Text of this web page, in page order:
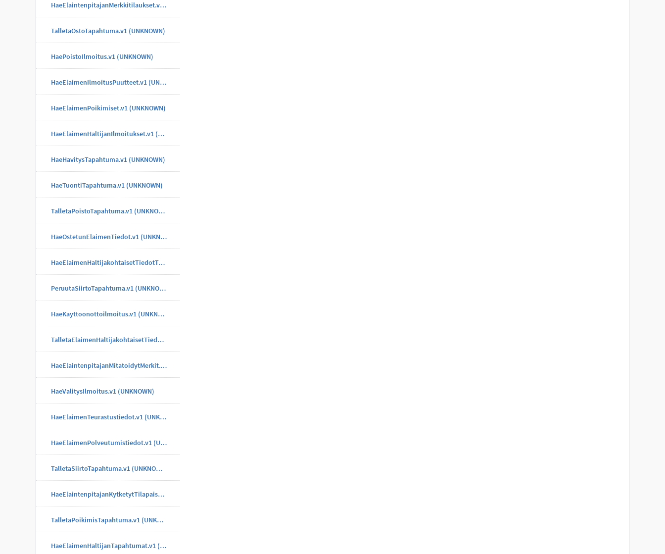
HaeElaintenpitajanMerkkitilaukset.v1 (UNKNOWN)
TalletaOstoTapahtuma.v1 (UNKNOWN)
HaePoistoIlmoitus.v1 (UNKNOWN)
HaeElaimenIlmoitusPuutteet.v1 (UNKNOWN)
HaeElaimenPoikimiset.v1 (UNKNOWN)
HaeElaimenHaltijanIlmoitukset.v1 (UNKNOWN)
HaeHavitysTapahtuma.v1 (UNKNOWN)
HaeTuontiTapahtuma.v1 (UNKNOWN)
TalletaPoistoTapahtuma.v1 (UNKNOWN)
HaeOstetunElaimenTiedot.v1 (UNKNOWN)
HaeElaimenHaltijakohtaisetTiedotTapahtuma.v1 (UNKNOWN)
PeruutaSiirtoTapahtuma.v1 (UNKNOWN)
HaeKayttoonottoilmoitus.v1 (UNKNOWN)
TalletaElaimenHaltijakohtaisetTiedotTapahtuma.v1 (UNKNOWN)
HaeElaintenpitajanMitatoidytMerkit.v1 (UNKNOWN)
HaeValitysIlmoitus.v1 (UNKNOWN)
HaeElaimenTeurastustiedot.v1 (UNKNOWN)
HaeElaimenPolveutumistiedot.v1 (UNKNOWN)
TalletaSiirtoTapahtuma.v1 (UNKNOWN)
HaeElaintenpitajanKytketytTilapaisMerkit.v1 (UNKNOWN)
TalletaPoikimisTapahtuma.v1 (UNKNOWN)
HaeElaimenHaltijanTapahtumat.v1 (UNKNOWN)